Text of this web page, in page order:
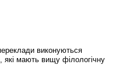
виконуються
мають вищу філологічну